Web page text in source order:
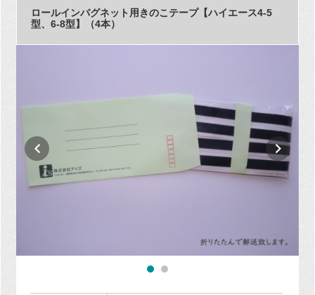
ロールインバグネット用きのこテープ【ハイエース4-5
型、6-8型】（4本）